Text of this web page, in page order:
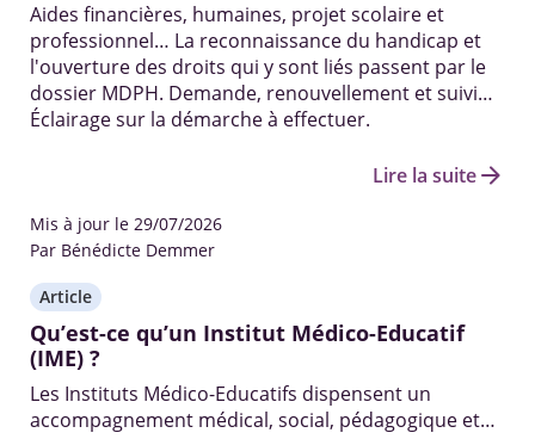
Aides financières, humaines, projet scolaire et
professionnel… La reconnaissance du handicap et
l'ouverture des droits qui y sont liés passent par le
dossier MDPH. Demande, renouvellement et suivi…
Éclairage sur la démarche à effectuer.
Lire la suitearrow_forward
Mis à jour le 29/07/2026
Par Bénédicte Demmer
Article
Qu’est-ce qu’un Institut Médico-Educatif
(IME) ?
Les Instituts Médico-Educatifs dispensent un
accompagnement médical, social, pédagogique et